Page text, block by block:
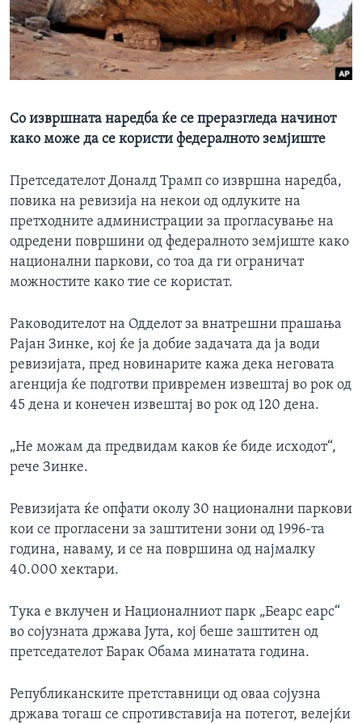
ИНТЕРВЈУА
Јазици
Со извршната наредба ќе се преразгледа начинот
како може да се користи федералното земјиште
Претседателот Доналд Трамп со извршна наредба,
повика на ревизија на некои од одлуките на
претходните администрации за прогласување на
одредени површини од федералното земјиште како
национални паркови, со тоа да ги ограничат
можностите како тие се користат.
Раководителот на Одделот за внатрешни прашања
Рајан Зинке, кој ќе ја добие задачата да ја води
ревизијата, пред новинарите кажа дека неговата
агенција ќе подготви привремен извештај во рок од
45 дена и конечен извештај во рок од 120 дена.
„Не можам да предвидам каков ќе биде исходот“,
рече Зинке.
Ревизијата ќе опфати околу 30 национални паркови
кои се прогласени за заштитени зони од 1996-та
година, наваму, и се на површина од најмалку
40.000 хектари.
Тука е вклучен и Националниот парк „Беарс еарс“
во сојузната држава Јута, кој беше заштитен од
претседателот Барак Обама минатата година.
Републиканските претставници од оваа сојузна
држава тогаш се спротивставија на потегот, велејќи